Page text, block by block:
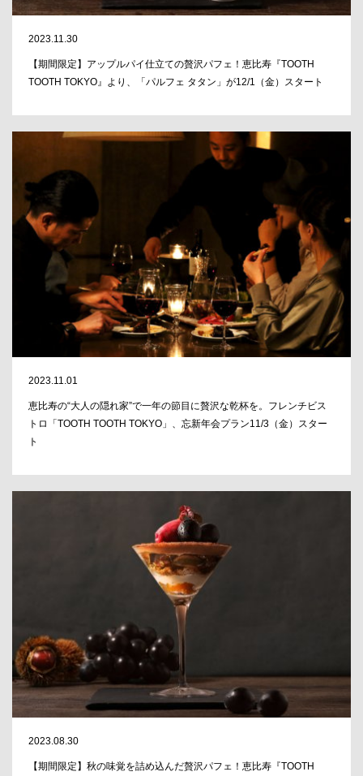
2023.11.30
【期間限定】アップルパイ仕立ての贅沢パフェ！恵比寿『TOOTH
TOOTH TOKYO』より、「パルフェ タタン」が12/1（金）スタート
2023.11.01
恵比寿の“大人の隠れ家”で一年の節目に贅沢な乾杯を。フレンチビス
トロ「TOOTH TOOTH TOKYO」、忘新年会プラン11/3（金）スター
ト
2023.08.30
【期間限定】秋の味覚を詰め込んだ贅沢パフェ！恵比寿『TOOTH